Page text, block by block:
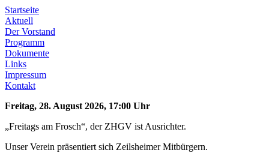
Startseite
Aktuell
Der Vorstand
Programm
Dokumente
Links
Impressum
Kontakt
Freitag, 28. August 2026, 17:00 Uhr
„Freitags am Frosch“, der ZHGV ist Ausrichter.
Unser Verein präsentiert sich Zeilsheimer Mitbürgern.